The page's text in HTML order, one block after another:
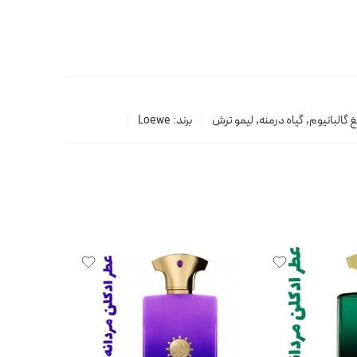
,گیاه درمنه, لیمو ترش برند: Loewe